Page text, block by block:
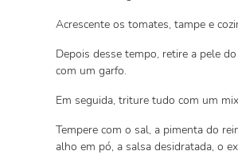
Acrescente os tomates, tampe e
Depois desse tempo, retire a pele
com um garfo.
Em seguida, triture tudo com um
Tempere com o sal, a pimenta do
alho em pó, a salsa desidratada, o